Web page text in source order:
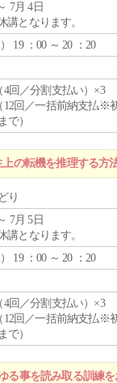
7月 4日
講となります。
） 19 ：00 ～ 20 ：20
4回／分割支払い）×3
12回／一括前納支払※
で）
の転機を推理する方
り
7月 5日
講となります。
） 19 ：00 ～ 20 ：20
4回／分割支払い）×3
12回／一括前納支払※
で）
事を読み取る訓練を